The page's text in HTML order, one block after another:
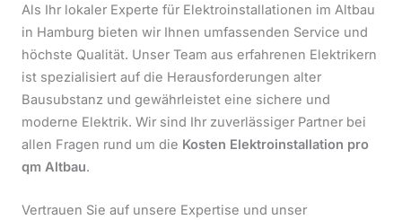
Als Ihr lokaler Experte für Elektroinstallationen im Altbau
in Hamburg bieten wir Ihnen umfassenden Service und
höchste Qualität. Unser Team aus erfahrenen Elektrikern
ist spezialisiert auf die Herausforderungen alter
Bausubstanz und gewährleistet eine sichere und
moderne Elektrik. Wir sind Ihr zuverlässiger Partner bei
allen Fragen rund um die Kosten Elektroinstallation pro
qm Altbau.
Vertrauen Sie auf unsere Expertise und unser